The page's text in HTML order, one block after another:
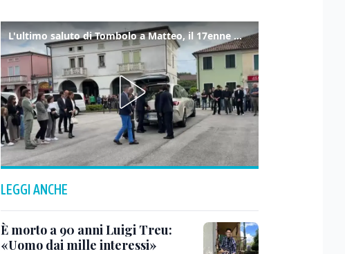
L'ultimo saluto di Tombolo a Matteo, il 17enne morto di tumore. Il video
LEGGI ANCHE
È morto a 90 anni Luigi Treu:
«Uomo dai mille interessi»